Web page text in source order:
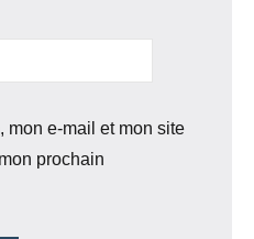
mon e-mail et mon site
prochain